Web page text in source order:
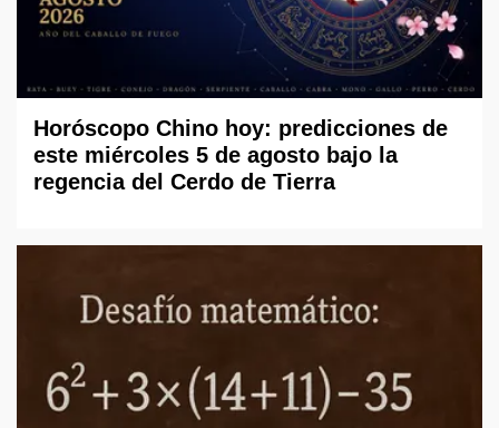
Horóscopo Chino hoy: predicciones de
este miércoles 5 de agosto bajo la
regencia del Cerdo de Tierra